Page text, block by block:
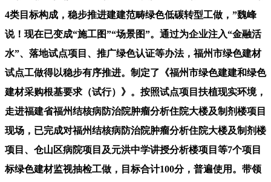
4类目标构成，稳步推进建建范畴绿色低碳转型工做，”魏峰
说！现在已变成“施工图”“场景图”。通过为企业注入“金融活
水”、落地试点项目、推广绿色认证等办法，福州市绿色建材
试点工做得以稳步有序推进。制定了《福州市绿色建建和绿色
建材采购根基要求（试行）》。按照试点项目扶植现实环境，
走进福建省福州结核病防治院肿瘤分析住院大楼及制剂楼项目
现场，已完成对福州结核病防治院肿瘤分析住院大楼及制剂楼
项目、仓山区病院项目及元洪中学讲授分析楼项目等7个项目
标绿色建材监视抽检工做，目标合计100分，普遍使用。带领